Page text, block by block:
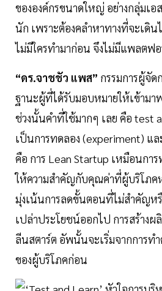
ขององค์กรขนาดใหญ่ อย่างกลุ่มเอ
นัก เพราะต้องคลำหาทางที่จะเดิน
ไม่มีใครทำมาก่อน จึงไม่มีแพลตฟ
“ดร.จาชชัว แพส” กรรมการผู้จัด
ฐานะผู้ที่ได้รับมอบหมายให้เข้ามา
ช่วงนั้นคำที่ใช้มากๆ เลย คือ test
เป็นการทดลอง (experiment) แ
คือ การ Lean Startup เหมือนกา
ให้ความสำคัญกับคุณค่าที่ผู้บริโภค
มุ่งเน้นการลดขั้นตอนที่ไม่สำคัญห
เปล่าประโยชน์ออกไป การสร้าง
ลีนสตาร์ต อัพนั้นจะเริ่มจากการทำ
ของผู้บริโภคก่อน